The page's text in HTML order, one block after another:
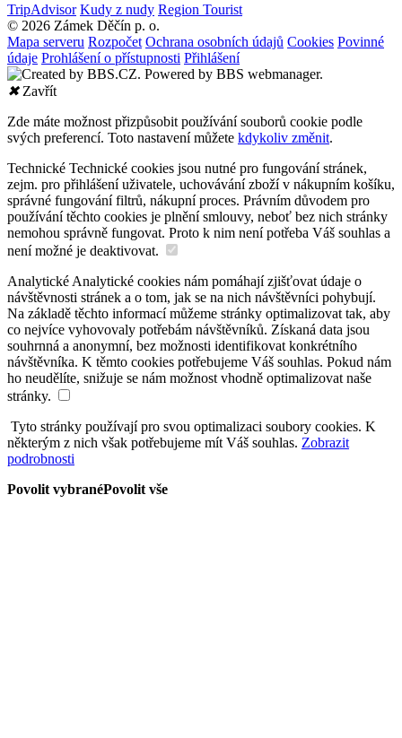
TripAdvisor Kudy z nudy Region Tourist
© 2026 Zámek Děčín p. o.
Mapa serveru Rozpočet Ochrana osobních údajů Cookies Povinné
údaje Prohlášení o přístupnosti Přihlášení
✖Zavřít
Zde máte možnost přizpůsobit používání souborů cookie podle
svých preferencí. Toto nastavení můžete kdykoliv změnit.
Technické Technické cookies jsou nutné pro fungování stránek,
zejm. pro přihlášení uživatele, uchovávání zboží v nákupním košíku,
správné fungování filtrů, nákupní proces. Právním důvodem pro
používání těchto cookies je plnění smlouvy, neboť bez nich stránky
nemohou správně fungovat. Proto k nim není potřeba Váš souhlas a
není možné je deaktivovat.
Analytické Analytické cookies nám pomáhají zjišťovat údaje o
návštěvnosti stránek a o tom, jak se na nich návštěvníci pohybují.
Na základě těchto informací můžeme stránky optimalizovat tak, aby
co nejvíce vyhovovaly potřebám návštěvníků. Získaná data jsou
souhrnná a anonymní, bez možnosti identifikovat konkrétního
návštěvníka. K těmto cookies potřebujeme Váš souhlas. Pokud nám
ho neudělíte, snižuje se nám možnost vhodně optimalizovat naše
stránky.
Tyto stránky používají pro svou optimalizaci soubory cookies. K
některým z nich však potřebujeme mít Váš souhlas. Zobrazit
podrobnosti
Povolit vybranéPovolit vše